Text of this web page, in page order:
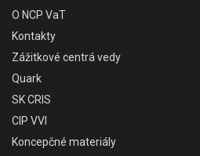
O NCP VaT
Kontakty
Zážitkové centrá vedy
Quark
SK CRIS
CIP VVI
Koncepčné materiály